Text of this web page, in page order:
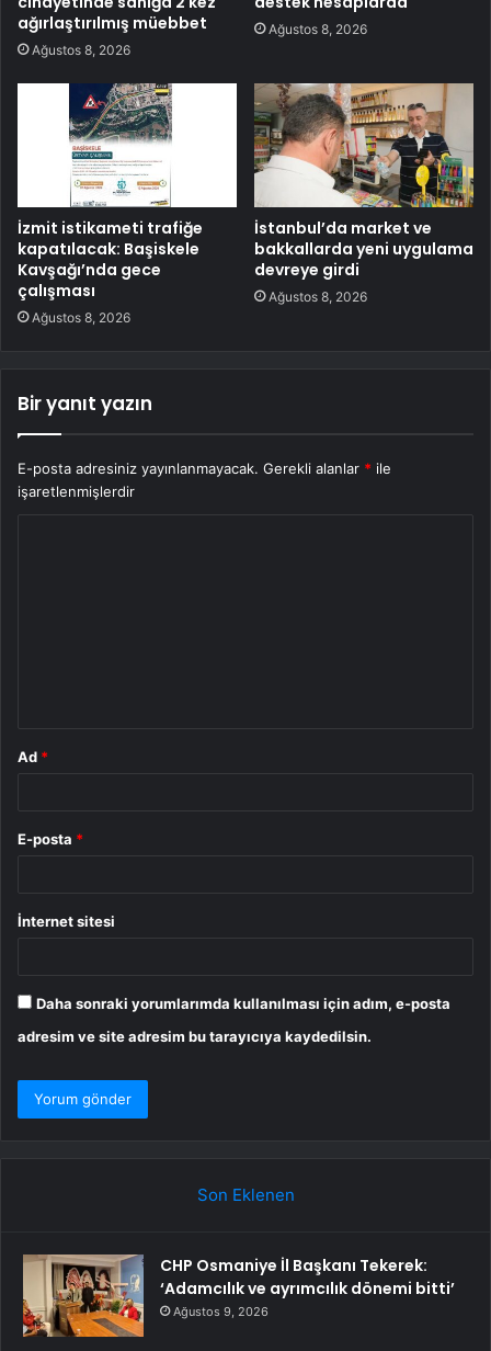
ağırlaştırılmış müebbet
Ağustos 8, 2026
Ağustos 8, 2026
İzmit istikameti trafiğe
kapatılacak: Başiskele
Kavşağı’nda gece
çalışması
Ağustos 8, 2026
İstanbul’da market ve
bakkallarda yeni uygulama
devreye girdi
Ağustos 8, 2026
Bir yanıt yazın
E-posta adresiniz yayınlanmayacak. Gerekli alanlar * ile
işaretlenmişlerdir
Ad *
E-posta *
İnternet sitesi
Daha sonraki yorumlarımda kullanılması için adım, e-posta
adresim ve site adresim bu tarayıcıya kaydedilsin.
Son Eklenen
CHP Osmaniye İl Başkanı Tekerek:
‘Adamcılık ve ayrımcılık dönemi bitti’
Ağustos 9, 2026